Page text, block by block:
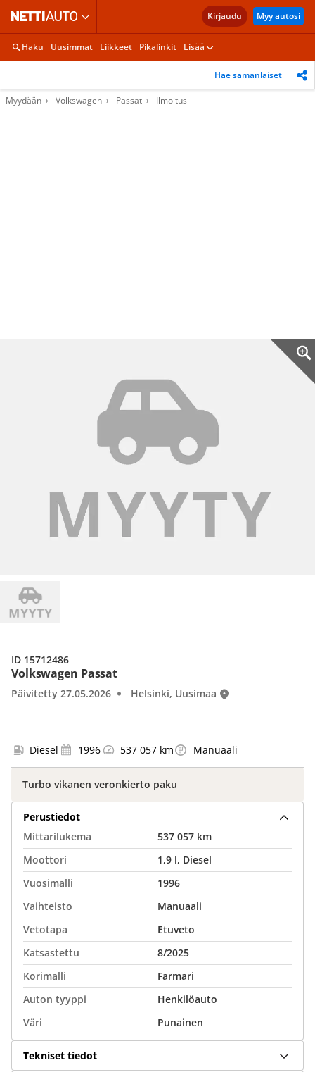
Kirjaudu Myy autosi
Haku Uusimmat Liikkeet Pikalinkit Lisää
Hae samanlaiset
Myydään Volkswagen Passat Ilmoitus
Volkswagen Passat
Päivitetty 27.05.2026 Helsinki, Uusimaa
ID 15712486
Diesel 1996 537 057 km Manuaali
Turbo vikanen veronkierto paku
Perustiedot
Mittarilukema
537 057 km
Moottori
1,9 l, Diesel
Vuosimalli
1996
Vaihteisto
Manuaali
Vetotapa
Etuveto
Katsastettu
8/2025
Korimalli
Farmari
Auton tyyppi
Henkilöauto
Väri
Punainen
Tekniset tiedot